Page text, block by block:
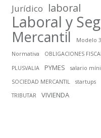
Jurídico laboral
Laboral y
Mercantil Modelo
Normativa
OBLIGACIONES
PLUSVALIA
PYMES salario
SOCIEDAD MERCANTIL startups
TRIBUTAR
VIVIENDA